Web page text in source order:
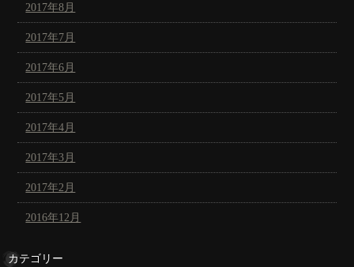
2017年8月
2017年7月
2017年6月
2017年5月
2017年4月
2017年3月
2017年2月
2016年12月
カテゴリー